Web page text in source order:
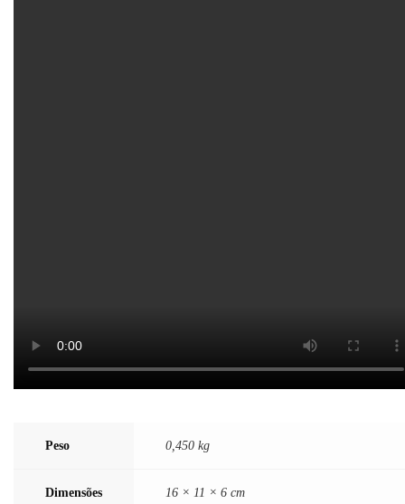
Peso 0,450 kg
Dimensões 16 × 11 × 6 cm